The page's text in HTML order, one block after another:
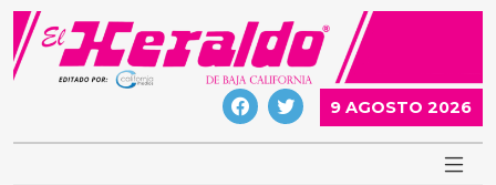
Skip
content
9 AGOSTO 2026